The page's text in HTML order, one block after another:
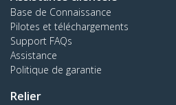
Base de Connaissance
Pilotes et téléchargements
Support FAQs
Assistance
Politique de garantie
Relier